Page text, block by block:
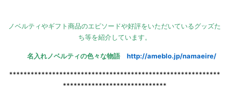
ノベルティやギフト商品のエピソードや好評をいただいているグッズた
ち等を紹介しています。
名入れノベルティの色々な物語 http://ameblo.jp/namaeire/
***********************************************************
*****************************